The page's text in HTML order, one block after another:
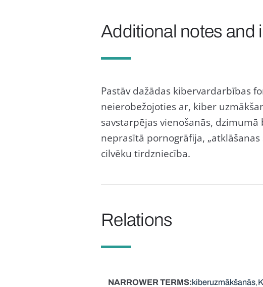
Additional notes and
Pastāv dažādas kibervardarbības
neierobežojoties ar, kiber
savstarpējas vienošanās,
neprasītā pornogrāfija,
cilvēku tirdzniecība.
Relations
NARROWER TERMS kiberuzmākšanās